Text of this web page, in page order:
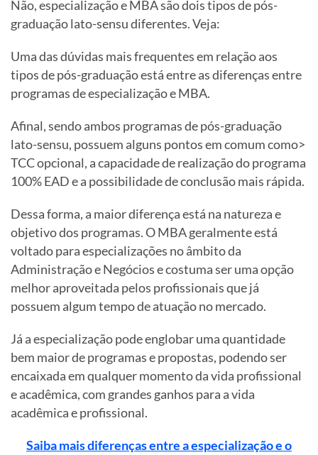
Não, especialização e MBA são dois tipos de pós-
graduação lato-sensu diferentes. Veja:
Uma das dúvidas mais frequentes em relação aos
tipos de pós-graduação está entre as diferenças entre
programas de especialização e MBA.
Afinal, sendo ambos programas de pós-graduação
lato-sensu, possuem alguns pontos em comum como>
TCC opcional, a capacidade de realização do programa
100% EAD e a possibilidade de conclusão mais rápida.
Dessa forma, a maior diferença está na natureza e
objetivo dos programas. O MBA geralmente está
voltado para especializações no âmbito da
Administração e Negócios e costuma ser uma opção
melhor aproveitada pelos profissionais que já
possuem algum tempo de atuação no mercado.
Já a especialização pode englobar uma quantidade
bem maior de programas e propostas, podendo ser
encaixada em qualquer momento da vida profissional
e acadêmica, com grandes ganhos para a vida
acadêmica e profissional.
Saiba mais diferenças entre a especialização e o